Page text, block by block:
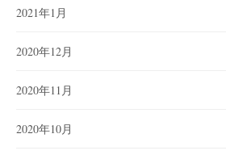
2021年1月
2020年12月
2020年11月
2020年10月